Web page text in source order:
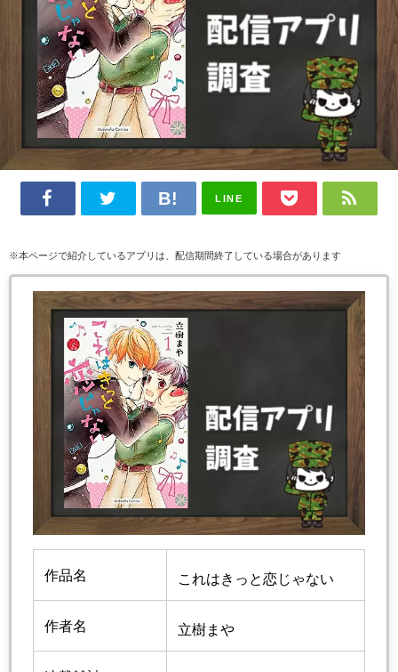
LINE
※本ページで紹介しているアプリは、配信期間終了している場合があります
作品名 これはきっと恋じゃない
作者名 立樹まや